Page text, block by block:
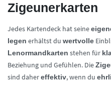
Zigeunerkarten
Jedes Kartendeck hat seine
legen erhältst du wertvolle
Lenormandkarten stehen für
Beziehung und Gefühlen. Die
sind dahereffektiv, wenn du